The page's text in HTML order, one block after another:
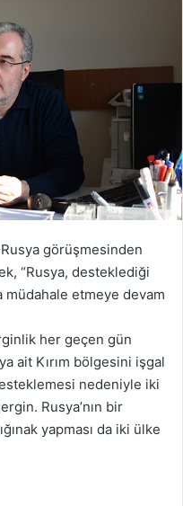
Rusya görüşmesinden
“Rusya, desteklediği
müdahale etmeye devam
her geçen gün
ait Kırım bölgesini işgal
nedeniyle iki
Rusya’nın bir
yapması da iki ülke